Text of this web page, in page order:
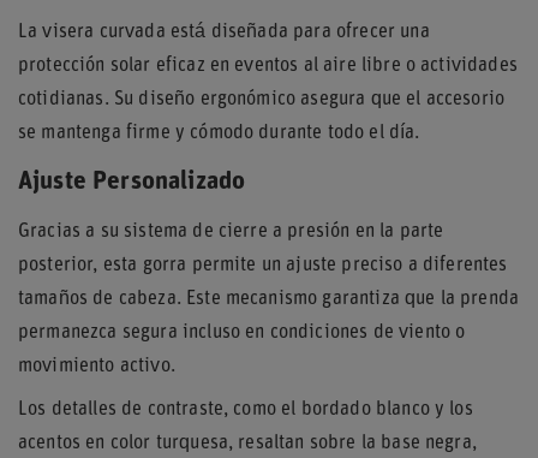
La visera curvada está diseñada para ofrecer una
protección solar eficaz en eventos al aire libre o actividades
cotidianas. Su diseño ergonómico asegura que el accesorio
se mantenga firme y cómodo durante todo el día.
Ajuste Personalizado
Gracias a su sistema de cierre a presión en la parte
posterior, esta gorra permite un ajuste preciso a diferentes
tamaños de cabeza. Este mecanismo garantiza que la prenda
permanezca segura incluso en condiciones de viento o
movimiento activo.
Los detalles de contraste, como el bordado blanco y los
acentos en color turquesa, resaltan sobre la base negra,